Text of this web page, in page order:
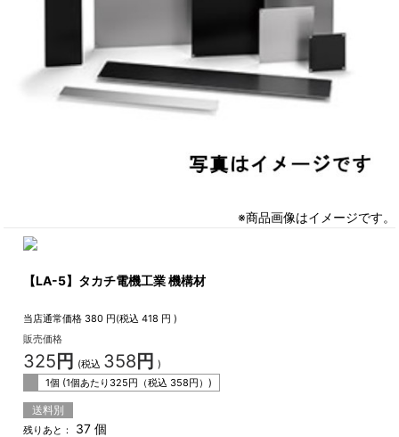
※商品画像はイメージです。
【LA-5】タカチ電機工業 機構材
当店通常価格 380 円(税込418 円 )
販売価格
325 円 (税込 358 円 )
1個 (1個あたり 325円（税込 358円）)
送料別
残りあと： 37 個